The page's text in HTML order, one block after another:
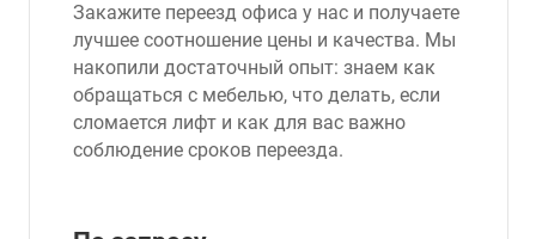
Закажите переезд офиса у нас и получаете
лучшее соотношение цены и качества. Мы
накопили достаточный опыт: знаем как
обращаться с мебелью, что делать, если
сломается лифт и как для вас важно
соблюдение сроков переезда.